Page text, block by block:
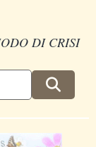
DI CRISI